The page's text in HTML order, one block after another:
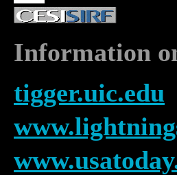
Information
tigger.uic.edu